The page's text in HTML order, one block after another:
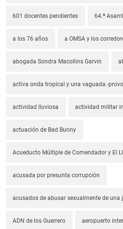
601 docentes pendientes 64.ª
a los 76 años a OMSA y los
abogada Sondra Macollins Garvin
activa onda tropical y una vaguada.-
actividad lluviosa actividad militar
actuación de Bad Bunny
Acueducto Múltiple de Comendador y El
acusada por presunta corrupción
acusados de abusar sexualmente de una
ADN de los Guerrero aeropuerto